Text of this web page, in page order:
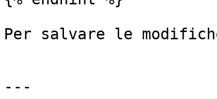
Per salvare le
---